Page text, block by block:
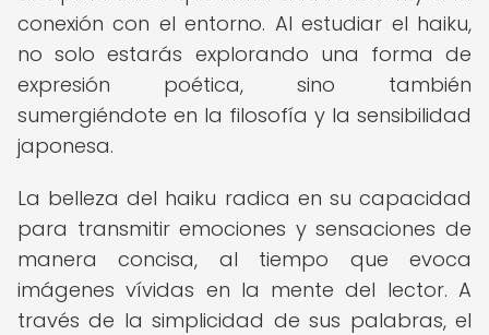
conexión con el entorno. Al estudiar el haiku,
no solo estarás explorando una forma de
expresión poética, sino también
sumergiéndote en la filosofía y la sensibilidad
japonesa.
La belleza del haiku radica en su capacidad
para transmitir emociones y sensaciones de
manera concisa, al tiempo que evoca
imágenes vívidas en la mente del lector. A
través de la simplicidad de sus palabras, el